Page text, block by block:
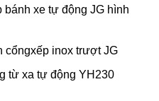
bánh xe tự động JG hình
cổngxếp inox trượt JG
từ xa tự động YH230